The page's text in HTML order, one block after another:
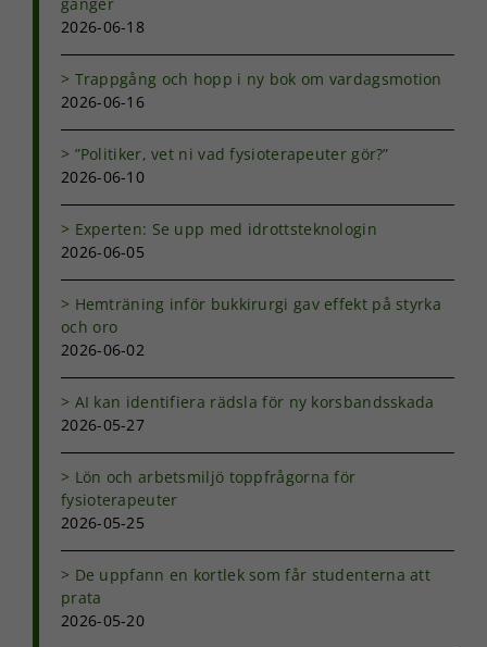
2026-06-18
Trappgång och hopp i ny bok om vardagsmotion
2026-06-16
”Politiker, vet ni vad fysioterapeuter gör?”
2026-06-10
Experten: Se upp med idrottsteknologin
2026-06-05
Hemträning inför bukkirurgi gav effekt på styrka
och oro
2026-06-02
AI kan identifiera rädsla för ny korsbandsskada
2026-05-27
Lön och arbetsmiljö toppfrågorna för
fysioterapeuter
2026-05-25
De uppfann en kortlek som får studenterna att
prata
2026-05-20